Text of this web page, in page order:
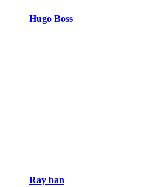
Hugo Boss
Ray ban